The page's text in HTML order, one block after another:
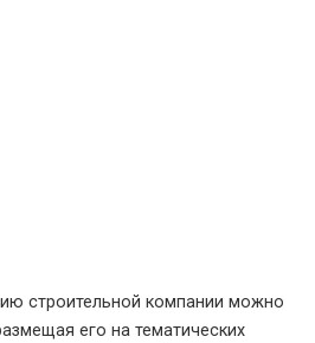
строительной компании можно
его на тематических